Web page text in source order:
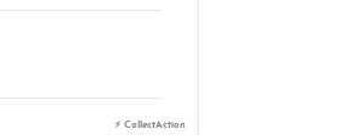
⚡ CollectAction